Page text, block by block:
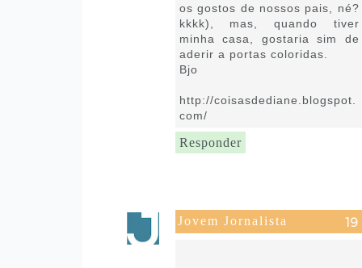
os gostos de nossos pais, né?
kkkk), mas, quando tiver
minha casa, gostaria sim de
aderir a portas coloridas.
Bjo
http://coisasdediane.blogspot.
com/
Responder
Jovem Jornalista